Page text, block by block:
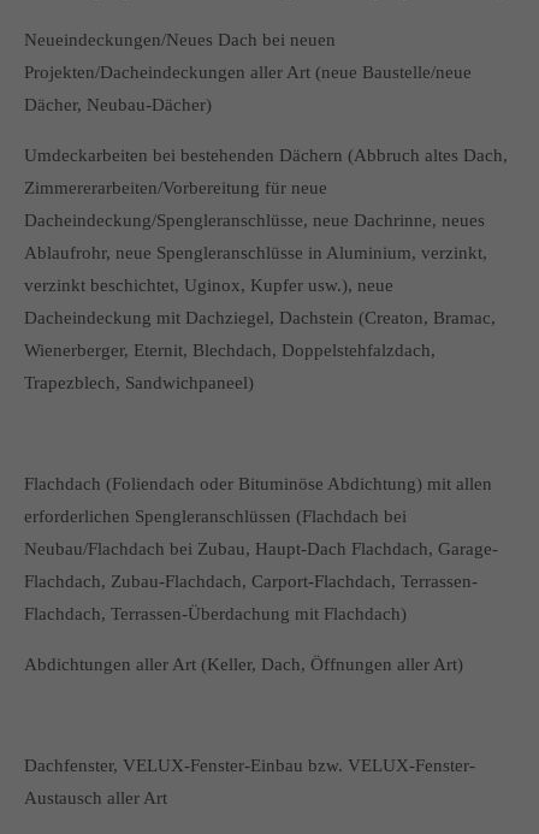
Neueindeckungen/Neues Dach bei neuen
Projekten/Dacheindeckungen aller Art (neue Baustelle/neue
Dächer, Neubau-Dächer)
Umdeckarbeiten bei bestehenden Dächern (Abbruch altes Dach,
Zimmererarbeiten/Vorbereitung für neue
Dacheindeckung/Spengleranschlüsse, neue Dachrinne, neues
Ablaufrohr, neue Spengleranschlüsse in Aluminium, verzinkt,
verzinkt beschichtet, Uginox, Kupfer usw.), neue
Dacheindeckung mit Dachziegel, Dachstein (Creaton, Bramac,
Wienerberger, Eternit, Blechdach, Doppelstehfalzdach,
Trapezblech, Sandwichpaneel)
Flachdach (Foliendach oder Bituminöse Abdichtung) mit allen
erforderlichen Spengleranschlüssen (Flachdach bei
Neubau/Flachdach bei Zubau, Haupt-Dach Flachdach, Garage-
Flachdach, Zubau-Flachdach, Carport-Flachdach, Terrassen-
Flachdach, Terrassen-Überdachung mit Flachdach)
Abdichtungen aller Art (Keller, Dach, Öffnungen aller Art)
Dachfenster, VELUX-Fenster-Einbau bzw. VELUX-Fenster-
Austausch aller Art